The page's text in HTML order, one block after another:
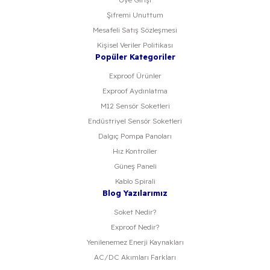
Şifremi Unuttum
Mesafeli Satış Sözleşmesi
Kişisel Veriler Politikası
Popüler Kategoriler
Exproof Ürünler
Exproof Aydınlatma
M12 Sensör Soketleri
Endüstriyel Sensör Soketleri
Dalgıç Pompa Panoları
Hız Kontroller
Güneş Paneli
Kablo Spirali
Blog Yazılarımız
Soket Nedir?
Exproof Nedir?
Yenilenemez Enerji Kaynakları
AC/DC Akımları Farkları